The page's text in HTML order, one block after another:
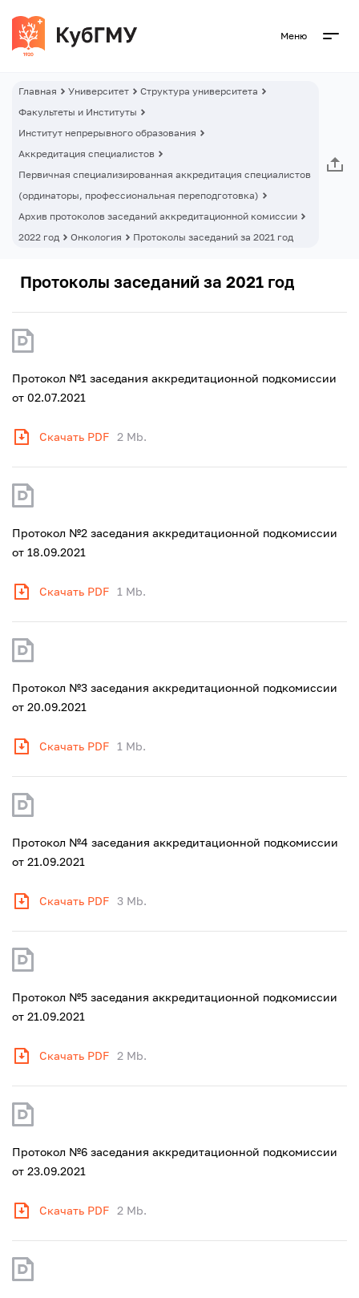
Меню
Главная Университет
Структура университета
Факультеты и Институты
Институт непрерывного образования
Аккредитация специалистов
Первичная специализированная аккредитация специалистов
(ординаторы, профессиональная переподготовка)
Архив протоколов заседаний аккредитационной комиссии
2022 год
Онкология Протоколы заседаний за 2021 год
Протоколы заседаний за 2021 год
Протокол №1 заседания аккредитационной подкомиссии
от 02.07.2021
Скачать PDF 2 Mb.
Протокол №2 заседания аккредитационной подкомиссии
от 18.09.2021
Скачать PDF 1 Mb.
Протокол №3 заседания аккредитационной подкомиссии
от 20.09.2021
Скачать PDF 1 Mb.
Протокол №4 заседания аккредитационной подкомиссии
от 21.09.2021
Скачать PDF 3 Mb.
Протокол №5 заседания аккредитационной подкомиссии
от 21.09.2021
Скачать PDF 2 Mb.
Протокол №6 заседания аккредитационной подкомиссии
от 23.09.2021
Скачать PDF 2 Mb.